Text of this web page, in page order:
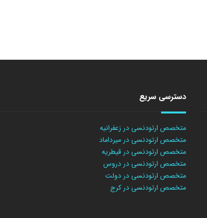
دسترسی سریع
متخصص ارتودنسی در زعفرانیه
متخصص ارتودنسی در میرداماد
متخصص ارتودنسی در قیطریه
متخصص ارتودنسی در دروس
متخصص ارتودنسی در دولت
متخصص ارتودنسی در کرج